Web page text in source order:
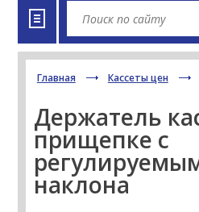
Главная Кассеты цен
Держатель
прищепке с
наклона